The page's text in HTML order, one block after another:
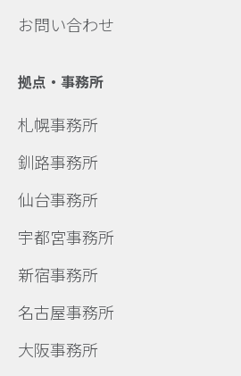
お問い合わせ
拠点・事務所
札幌事務所
釧路事務所
仙台事務所
宇都宮事務所
新宿事務所
名古屋事務所
大阪事務所